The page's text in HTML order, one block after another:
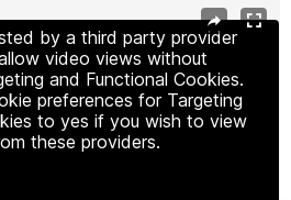
by a third party provider
video views without
and Functional Cookies.
preferences for Targeting
to yes if you wish to view
these providers.